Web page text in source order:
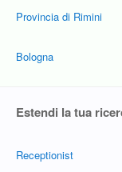
Provincia di Rimini
Bologna
Estendi la tua
Receptionist